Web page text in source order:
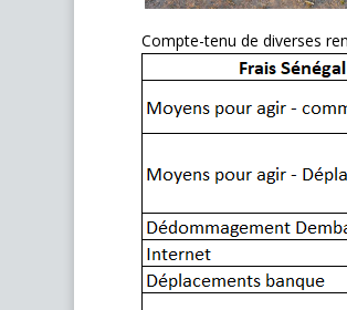
Compte-tenu de diverses